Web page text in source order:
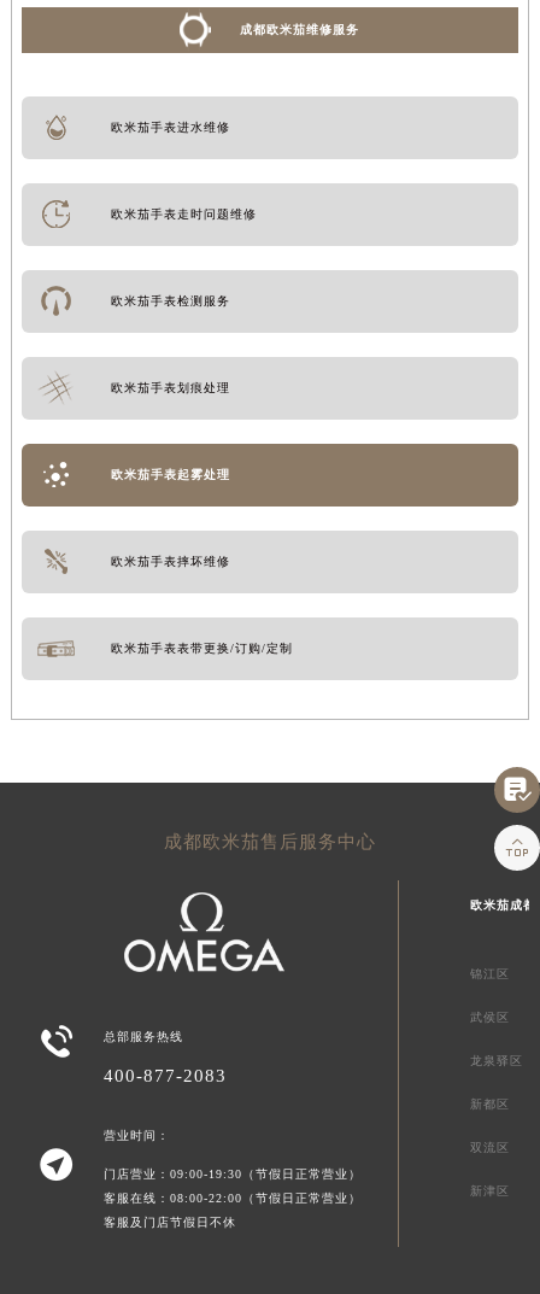
成都欧米茄维修服务
欧米茄手表进水维修
欧米茄手表走时问题维修
欧米茄手表检测服务
欧米茄手表划痕处理
欧米茄手表起雾处理
欧米茄手表摔坏维修
欧米茄手表表带更换/订购/定制
成都欧米茄售后服务中心
 总部服务热线
400-877-2083

营业时间：
门店营业：09:00-19:30（节假日正常营业）
客服在线：08:00-22:00（节假日正常营业）
客服及门店节假日不休
欧米茄成都
锦江区
武侯区
龙泉驿区
新都区
双流区
新津区

